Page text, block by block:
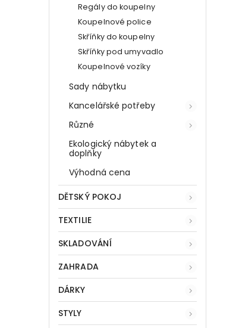
Regály do koupelny
Koupelnové police
Skříňky do koupelny
Skříňky pod umyvadlo
Koupelnové vozíky
Sady nábytku
Kancelářské potřeby
Různé
Ekologický nábytek a
doplňky
Výhodná cena
DĚTSKÝ POKOJ
TEXTILIE
SKLADOVÁNÍ
ZAHRADA
DÁRKY
STYLY